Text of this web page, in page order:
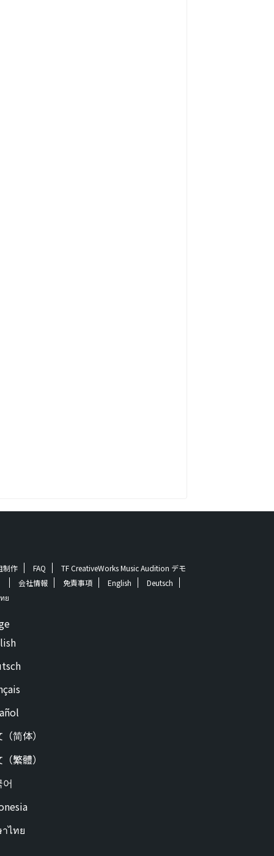
制作 FAQ
TF CreativeWorks Music Audition デモ
会社情報 免責事項 English
Deutsch
ย
简体）
繁體）
ไทย